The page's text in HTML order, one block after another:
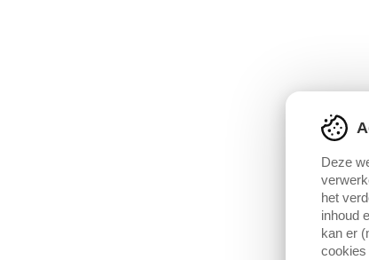
Deze
het
inhoud
kan er
cookies